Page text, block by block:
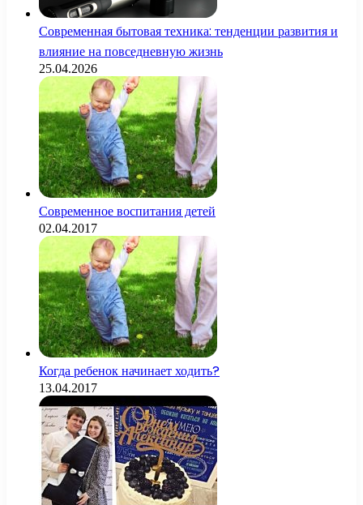
Современная бытовая техника: тенденции развития и
влияние на повседневную жизнь
25.04.2026
Современное воспитания детей
02.04.2017
Когда ребенок начинает ходить?
13.04.2017